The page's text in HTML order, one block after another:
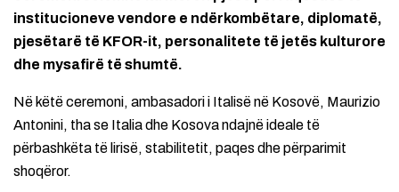
institucioneve vendore e ndërkombëtare, diplomatë,
pjesëtarë të KFOR-it, personalitete të jetës kulturore
dhe mysafirë të shumtë.
Në këtë ceremoni, ambasadori i Italisë në Kosovë, Maurizio
Antonini, tha se Italia dhe Kosova ndajnë ideale të
përbashkëta të lirisë, stabilitetit, paqes dhe përparimit
shoqëror.